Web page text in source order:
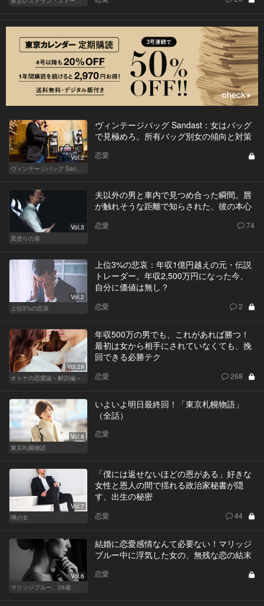
Vol.2
ヴィンテージバッグ Sandast：女はバッグ
で見極めろ。所有バッグ別女の傾向と対策
恋愛
Vol.3
黒塗りの扉
夫以外の男と車内で見つめ合った瞬間。唇
が触れそうな距離で知らされた、彼の本心
恋愛 74
Vol.2
上位3%の悲哀
上位3%の悲哀：年収1億円越えの元・伝説
トレーダー。年収2,500万円になった今、
自分に価値は無し？
恋愛 2
Vol.29
オトナの恋愛論～解説編～
年収500万の男でも、これがあれば勝つ！
最初は女から相手にされていなくても、挽
回できる必勝テク
恋愛 268
Vol.8
東京札幌物語
いよいよ明日最終回！「東京札幌物語」
（全話）
恋愛
Vol.7
噂の女
「僕には返せないほどの恩がある」好きな
女性と恩人の間で揺れる政治家秘書が隠
す、出生の秘密
恋愛 44
Vol.6
マリッジブルー、29歳
結婚に恋愛感情なんて必要ない！マリッジ
ブルー中に浮気した女の、無残な恋の結末
恋愛